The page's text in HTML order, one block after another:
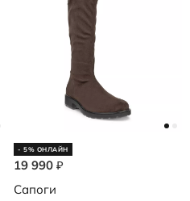
- 5% ОНЛАЙН
19 990 ₽
Сапоги